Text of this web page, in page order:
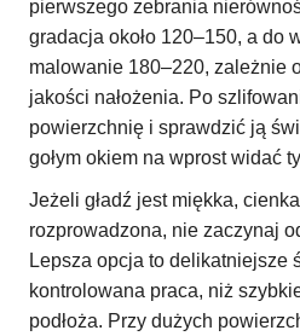
pierwszego zebrania
gradacja około 120–150, a do
malowanie 180–220, zależnie
jakości nałożenia. Po
powierzchnię i sprawdzić ją
gołym okiem na wprost widać
Jeżeli gładź jest miękka,
rozprowadzona, nie zaczynaj
Lepsza opcja to delikatniejsze
kontrolowana praca, niż
podłoża. Przy dużych